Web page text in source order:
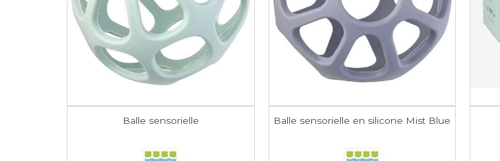
Balle sensorielle Balle sensorielle en silicone Mist Blue